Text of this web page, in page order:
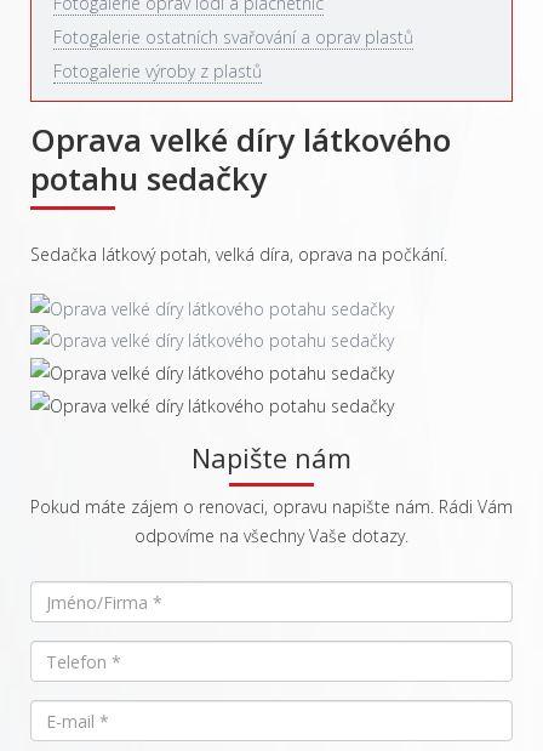
Fotogalerie ostatních svařování a oprav plastů
Fotogalerie výroby z plastů
Oprava velké díry látkového
potahu sedačky
Sedačka látkový potah, velká díra, oprava na počkání.
Napište nám
Pokud máte zájem o renovaci, opravu napište nám. Rádi Vám
odpovíme na všechny Vaše dotazy.